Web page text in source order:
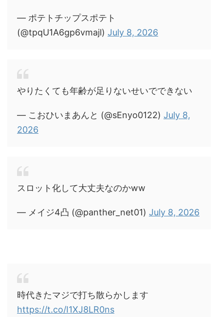
— ポテトチップスポテト
(@tpqU1A6gp6vmajl) July 8, 2026
やりたくても年齢が足りないせいでできない
— こおひいまあんと (@sEnyo0122) July 8,
2026
スロット化して大丈夫なのかww
— メイジ4凸 (@panther_net01) July 8, 2026
時代きたマジで打ち散らかします
https://t.co/I1XJ8LR0ns